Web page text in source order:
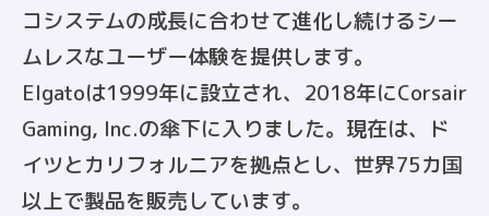
コシステムの成長に合わせて進化し続けるシー
ムレスなユーザー体験を提供します。
Elgatoは1999年に設立され、2018年にCorsair
Gaming, Inc.の傘下に入りました。現在は、ド
イツとカリフォルニアを拠点とし、世界75カ国
以上で製品を販売しています。